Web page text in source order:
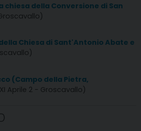
chiesa della Conversione di San
Chiesa di Sant'Antonio Abate e
(Campo della Pietra,
Aprile 2 - Groscavallo)